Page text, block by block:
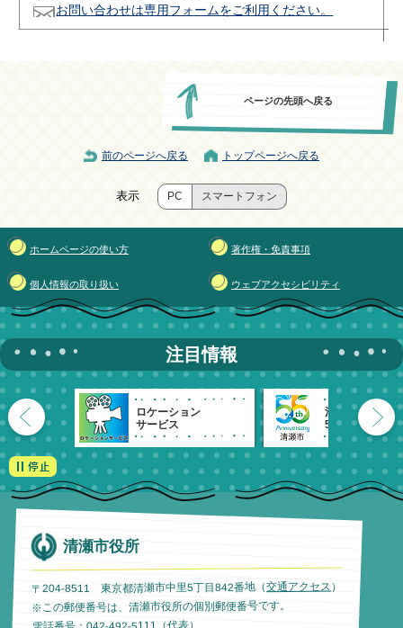
お問い合わせは専用フォームをご利用ください。
ページの先頭へ戻る
前のページへ戻る トップページへ戻る
表示 PC スマートフォン
ホームページの使い方 著作権・免責事項
個人情報の取り扱い ウェブアクセシビリティ
注目情報
ロケーション
サービス
清瀬市
55周年記念
清瀬市役所
〒204-8511 東京都清瀬市中里5丁目842番地（交通アクセス ）
※この郵便番号は、清瀬市役所の個別郵便番号です。